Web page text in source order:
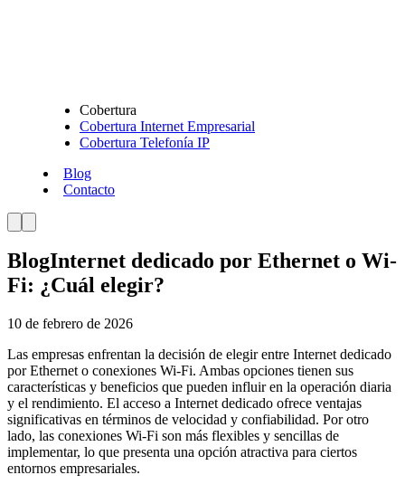
Cobertura
Cobertura Internet Empresarial
Cobertura Telefonía IP
Blog
Contacto
BlogInternet dedicado por Ethernet o Wi-
Fi: ¿Cuál elegir?
10 de febrero de 2026
Las empresas enfrentan la decisión de elegir entre Internet dedicado
por Ethernet o conexiones Wi-Fi. Ambas opciones tienen sus
características y beneficios que pueden influir en la operación diaria
y el rendimiento. El acceso a Internet dedicado ofrece ventajas
significativas en términos de velocidad y confiabilidad. Por otro
lado, las conexiones Wi-Fi son más flexibles y sencillas de
implementar, lo que presenta una opción atractiva para ciertos
entornos empresariales.